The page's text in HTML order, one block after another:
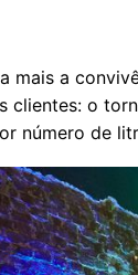
mais a
clientes: o
número de